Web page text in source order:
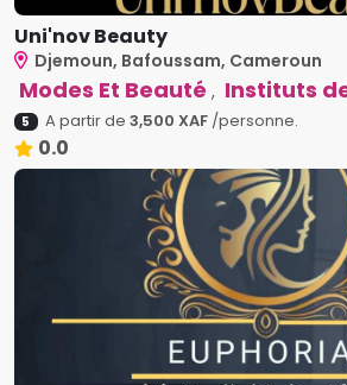
Uni'nov Beauty
Djemoun, Bafoussam, Cameroun
Modes Et Beauté , Instituts
5 A partir de 3,500 XAF/personne.
0.0